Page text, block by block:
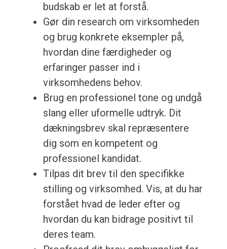
budskab er let at forstå.
Gør din research om virksomheden
og brug konkrete eksempler på,
hvordan dine færdigheder og
erfaringer passer ind i
virksomhedens behov.
Brug en professionel tone og undgå
slang eller uformelle udtryk. Dit
dækningsbrev skal repræsentere
dig som en kompetent og
professionel kandidat.
Tilpas dit brev til den specifikke
stilling og virksomhed. Vis, at du har
forstået hvad de leder efter og
hvordan du kan bidrage positivt til
deres team.